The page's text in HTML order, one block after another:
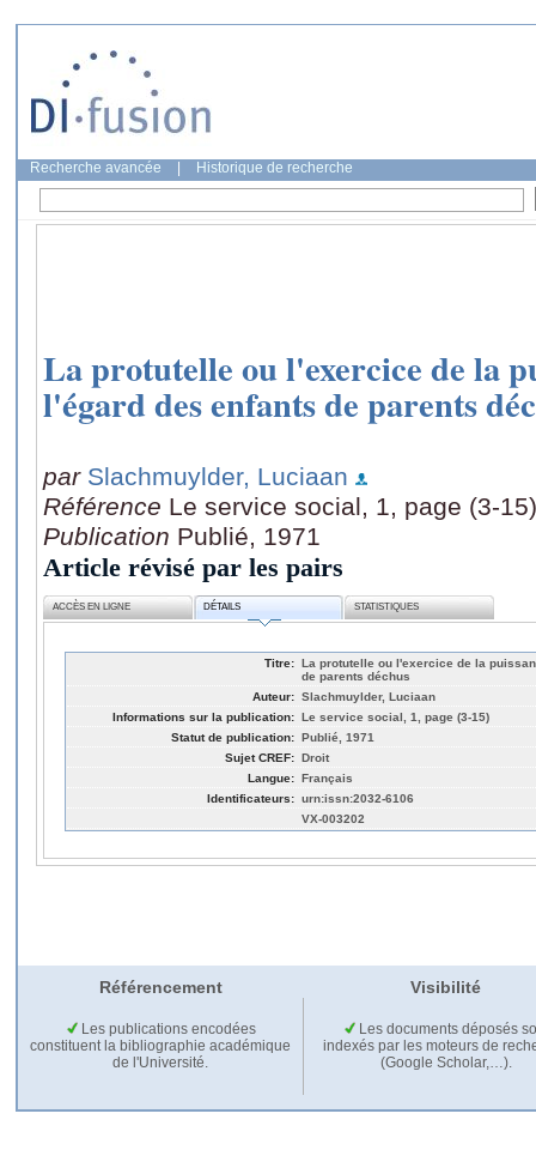
Recherche avancée Historique de recherche
La protutelle ou l'exercice de la
l'égard des enfants de parents
par Slachmuylder, Luciaan
Référence Le service social, 1, page (3-15)
Publication Publié, 1971
Article révisé par les pairs
ACCÈS EN LIGNE DÉTAILS STATISTIQUES
Titre: La protutelle ou l'exercice de la
de parents déchus
Auteur: Slachmuylder, Luciaan
Informations sur la publication: Le service social, 1, page (3-15)
Statut de publication: Publié, 1971
Sujet CREF: Droit
Langue: Français
Identificateurs: urn:issn:2032-6106
VX-003202
Référencement Visibilité
Les publications encodées
constituent la bibliographie académique
de l'Université.
Les documents déposés
indexés par les moteurs de
(Google Scholar,…).